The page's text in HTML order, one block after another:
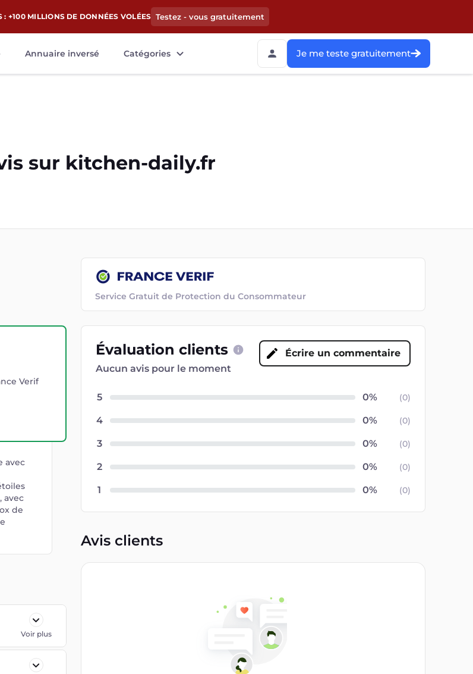
: +100 MILLIONS DE DONNÉES VOLÉES Testez - vous gratuitement
Annuaire inversé Catégories Je me teste gratuitement
sur kitchen-daily.fr
Service Gratuit de Protection du Consommateur
Verif
avec
avec
de
Voir plus
Évaluation clients
Aucun avis pour le moment
Écrire un commentaire
5 (0)
4 (0)
3 (0)
2 (0)
1 (0)
Avis clients